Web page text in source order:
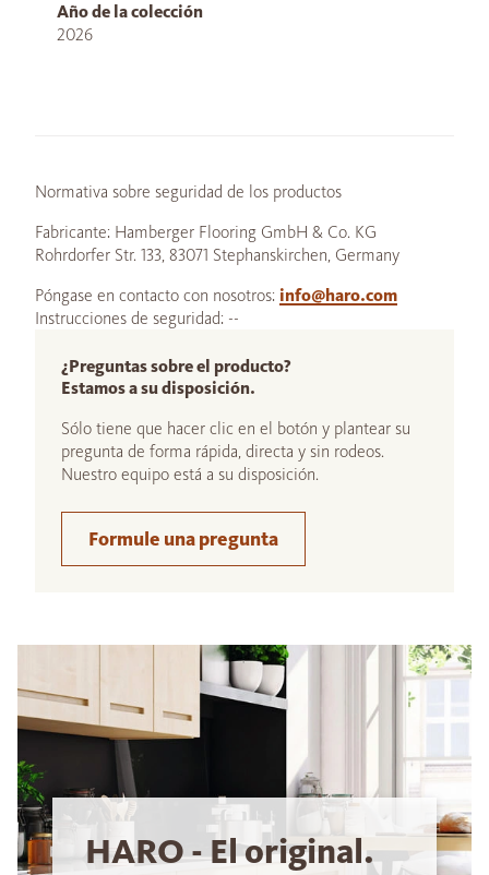
Año de la colección
2026
Normativa sobre seguridad de los productos
Fabricante: Hamberger Flooring GmbH & Co. KG
Rohrdorfer Str. 133, 83071 Stephanskirchen, Germany
Póngase en contacto con nosotros: info@haro.com
Instrucciones de seguridad: --
¿Preguntas sobre el producto?
Estamos a su disposición.
Sólo tiene que hacer clic en el botón y plantear su
pregunta de forma rápida, directa y sin rodeos.
Nuestro equipo está a su disposición.
Formule una pregunta
HARO - El original.